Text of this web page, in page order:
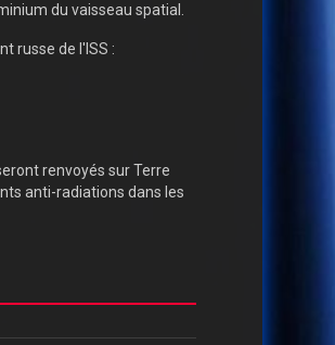
du vaisseau spatial.
russe de l'ISS :
renvoyés sur Terre
anti-radiations dans les